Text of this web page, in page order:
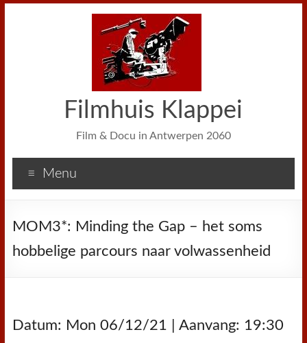
Filmhuis Klappei
Film & Docu in Antwerpen 2060
Menu
MOM3*: Minding the Gap – het soms
hobbelige parcours naar volwassenheid
Datum: Mon 06/12/21 | Aanvang: 19:30